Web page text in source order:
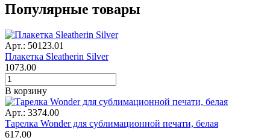
Популярные товары
Арт.: 50123.01
Плакетка Sleatherin Silver
1073.00
В корзину
Арт.: 3374.00
Тарелка Wonder для сублимационной печати, белая
617.00